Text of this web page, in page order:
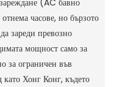
часове, но бързото
зареди превозно
мощност само за
за ограничен във
Хонг Конг, където